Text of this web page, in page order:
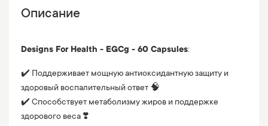
Описание
Designs For Health - EGCg - 60 Capsules:
✔️ Поддерживает мощную антиоксидантную защиту и
здоровый воспалительный ответ 🧠
✔️ Способствует метаболизму жиров и поддержке
здорового веса ❣️